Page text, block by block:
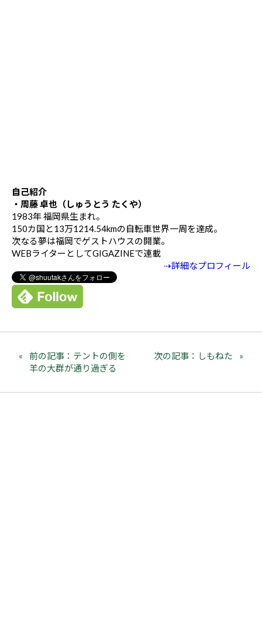
自己紹介
・周藤 卓也（しゅうとう たくや）
1983年 福岡県生まれ。
150カ国と13万1214.54kmの自転車世界一周を達成。
次なる夢は福岡でゲストハウスの開業。
WEBライターとしてGIGAZINEで連載
⇢詳細なプロフィール
前の記事：テントの側を
羊の大群が通り過ぎる
次の記事：しもねた